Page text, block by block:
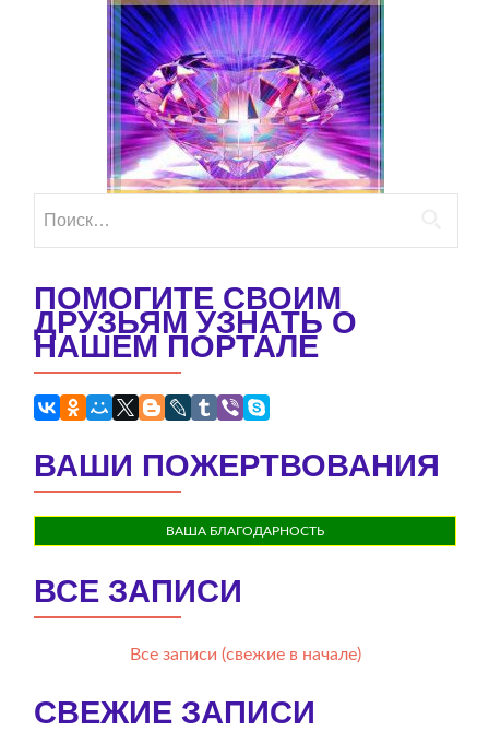
записям
ПОМОГИТЕ СВОИМ
ДРУЗЬЯМ УЗНАТЬ О
НАШЕМ ПОРТАЛЕ
ВАШИ ПОЖЕРТВОВАНИЯ
ВАША БЛАГОДАРНОСТЬ
ВСЕ ЗАПИСИ
Все записи (свежие в начале)
СВЕЖИЕ ЗАПИСИ